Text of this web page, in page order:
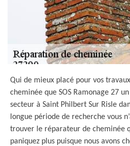
Qui de mieux placé pour vos
cheminée que SOS Ramonage 27
secteur à Saint Philbert Sur Risle
longue période de recherche vous
trouver le réparateur de cheminée
paniquez plus puisque nous avons